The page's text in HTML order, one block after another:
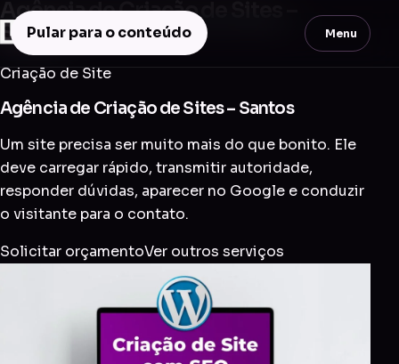
Pular para o conteúdo Menu
Agência de Criação de Sites –
Santos
Criação de Site
Agência de Criação de Sites – Santos
Um site precisa ser muito mais do que bonito. Ele
deve carregar rápido, transmitir autoridade,
responder dúvidas, aparecer no Google e conduzir
o visitante para o contato.
Solicitar orçamentoVer outros serviços